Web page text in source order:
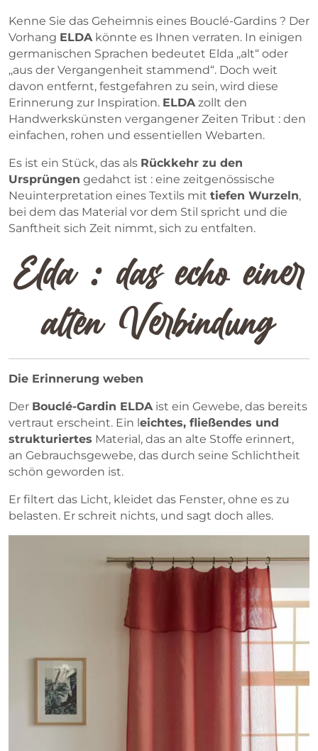
Kenne Sie das Geheimnis eines Bouclé-Gardins ? Der
Vorhang ELDA könnte es Ihnen verraten. In einigen
germanischen Sprachen bedeutet Elda ,,alt“ oder
,,aus der Vergangenheit stammend“. Doch weit
davon entfernt, festgefahren zu sein, wird diese
Erinnerung zur Inspiration. ELDA zollt den
Handwerkskünsten vergangener Zeiten Tribut : den
einfachen, rohen und essentiellen Webarten.
Es ist ein Stück, das als Rückkehr zu den
Ursprüngen gedahct ist : eine zeitgenössische
Neuinterpretation eines Textils mit tiefen Wurzeln,
bei dem das Material vor dem Stil spricht und die
Sanftheit sich Zeit nimmt, sich zu entfalten.
Elda : das echo einer
alten Verbindung
Die Erinnerung weben
Der Bouclé-Gardin ELDA ist ein Gewebe, das bereits
vertraut erscheint. Ein leichtes, fließendes und
strukturiertes Material, das an alte Stoffe erinnert,
an Gebrauchsgewebe, das durch seine Schlichtheit
schön geworden ist.
Er filtert das Licht, kleidet das Fenster, ohne es zu
belasten. Er schreit nichts, und sagt doch alles.